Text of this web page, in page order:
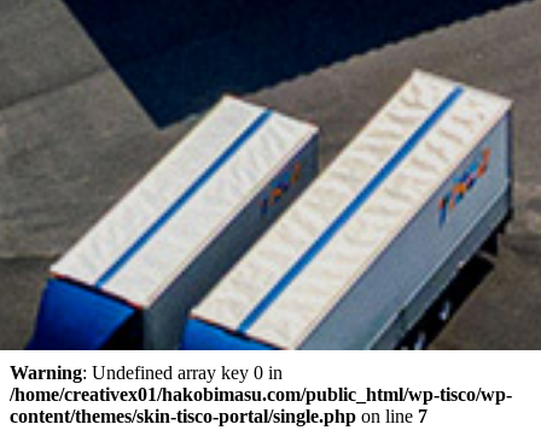
Warning: Undefined array key 0 in
/home/creativex01/hakobimasu.com/public_html/wp-tisco/wp-
content/themes/skin-tisco-portal/single.php on line 7